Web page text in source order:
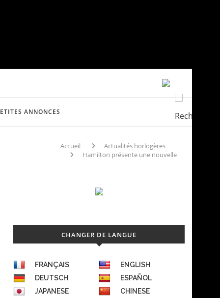
ANNONCES
Accueil
Actualités horlogères
Hamilton présente une nouvelle
CHANGER DE LANGUE
FRANÇAIS
ENGLISH
DEUTSCH
ESPAÑOL
JAPANESE
CHINESE